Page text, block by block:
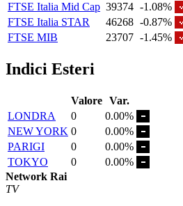
FTSE Italia Mid Cap 39374 -1.08%
FTSE Italia STAR
46268 -0.87%
FTSE MIB
23707 -1.45%
Indici Esteri
Valore Var.
LONDRA
0
0.00%
NEW YORK 0
0.00%
PARIGI
0
0.00%
TOKYO
0
0.00%
Network Rai
TV